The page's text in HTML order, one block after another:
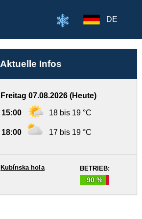
DE
Aktuelle Infos
Freitag 07.08.2026 (Heute)
15:00 18 bis 19 °C
18:00 17 bis 19 °C
BETRIEB:
90 %
Kubínska hoľa